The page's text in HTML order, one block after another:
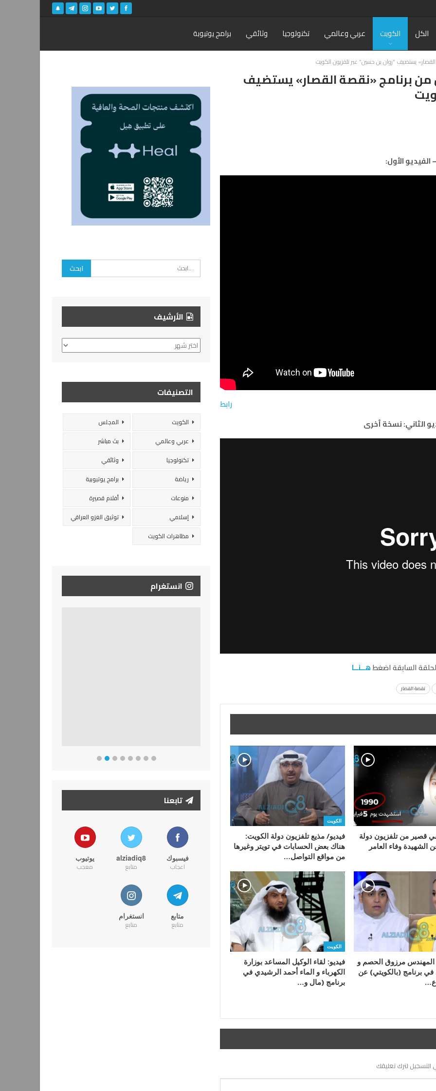
الكل الكويت عربي وعالمي تكنولوجيا وثائقي برامج يوتيوبة
يستضيف “روان بن حسين” عبر تلفزيون الكويت
من برنامج «نقصة القصار» يستضيف
– الفيديو الأول:
رابط
الثاني: نسخة أخرى
السابقة اضغطهــنــا
نقصة القصار
قصير من تلفزيون دولة
الشهيدة وفاء العامر
الكويت
فيديو/ مذيع تلفزيون دولة الكويت:
هناك بعض الحسابات في تويتر وغيرها
من مواقع التواصل…
المهندس مرزوق الحصم و
في برنامج (بالكويتي) عن
الكويت
فيديو: لقاء الوكيل المساعد بوزارة
الكهرباء و الماء أحمد الرشيدي في
برنامج (مال و…
التسجيل لترك تعليقك
الأرشيف
الأرشيف
التصنيفات
الكويت
المجلس
عربي وعالمي
بث مباشر
تكنولوجيا
وثائقي
رياضة
برامج يوتيوبية
منوعات
أفلام قصيرة
إسلامي
توثيق الغزو العراقي
مظاهرات الكويت
انستغرام
تابعنا
فيسبوك
اعجاب
alziadiq8
متابع
يوتيوب
معجب
متابع
متابع
انستغرام
متابع